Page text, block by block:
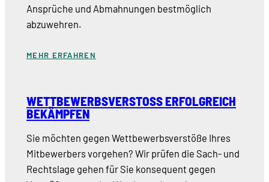
Ansprüche und Abmahnungen bestmöglich
abzuwehren.
MEHR ERFAHREN
WETTBEWERBSVERSTOSS ERFOLGREICH B
EKÄMPFEN
Sie möchten gegen Wettbewerbsverstöße Ihres
Mitbewerbers vorgehen? Wir prüfen die Sach- und
Rechtslage gehen für Sie konsequent gegen